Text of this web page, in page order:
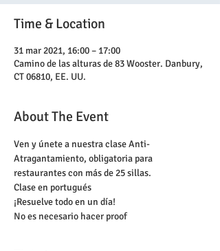
Time & Location
31 mar 2021, 16:00 – 17:00
Camino de las alturas de 83 Wooster. Danbury,
CT 06810, EE. UU.
About The Event
Ven y únete a nuestra clase Anti-
Atragantamiento, obligatoria para
restaurantes con más de 25 sillas.
Clase en portugués
¡Resuelve todo en un día!
No es necesario hacer proof